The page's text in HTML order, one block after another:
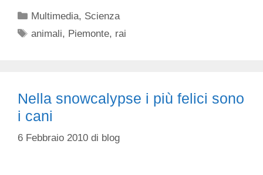
Categorie
Multimedia, Scienza
Tag
animali, Piemonte, rai
Nella snowcalypse i più felici sono
i cani
6 Febbraio 2010 di blog